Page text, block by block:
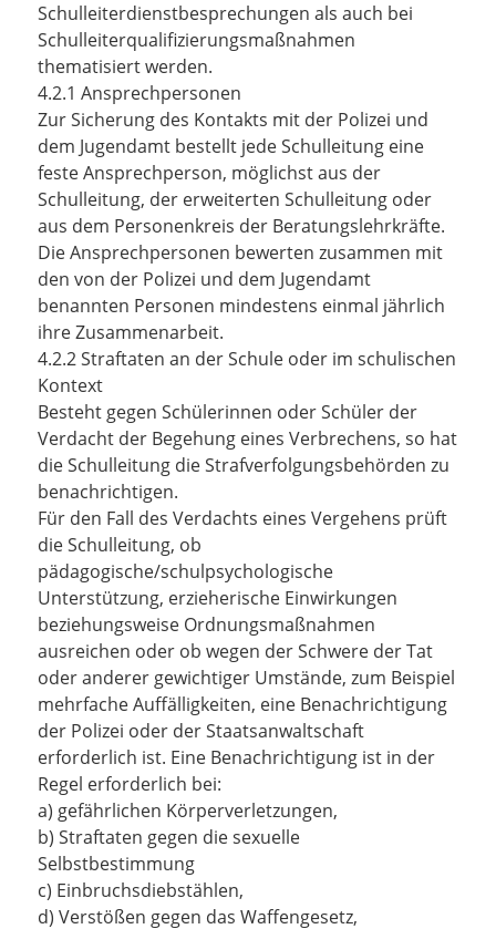
Schulleiterdienstbesprechungen als auch bei
Schulleiterqualifizierungsmaßnahmen
thematisiert werden.
4.2.1 Ansprechpersonen
Zur Sicherung des Kontakts mit der Polizei und
dem Jugendamt bestellt jede Schulleitung eine
feste Ansprechperson, möglichst aus der
Schulleitung, der erweiterten Schulleitung oder
aus dem Personenkreis der Beratungslehrkräfte.
Die Ansprechpersonen bewerten zusammen mit
den von der Polizei und dem Jugendamt
benannten Personen mindestens einmal jährlich
ihre Zusammenarbeit.
4.2.2 Straftaten an der Schule oder im schulischen
Kontext
Besteht gegen Schülerinnen oder Schüler der
Verdacht der Begehung eines Verbrechens, so hat
die Schulleitung die Strafverfolgungsbehörden zu
benachrichtigen.
Für den Fall des Verdachts eines Vergehens prüft
die Schulleitung, ob
pädagogische/schulpsychologische
Unterstützung, erzieherische Einwirkungen
beziehungsweise Ordnungsmaßnahmen
ausreichen oder ob wegen der Schwere der Tat
oder anderer gewichtiger Umstände, zum Beispiel
mehrfache Auffälligkeiten, eine Benachrichtigung
der Polizei oder der Staatsanwaltschaft
erforderlich ist. Eine Benachrichtigung ist in der
Regel erforderlich bei:
a) gefährlichen Körperverletzungen,
b) Straftaten gegen die sexuelle
Selbstbestimmung
c) Einbruchsdiebstählen,
d) Verstößen gegen das Waffengesetz,